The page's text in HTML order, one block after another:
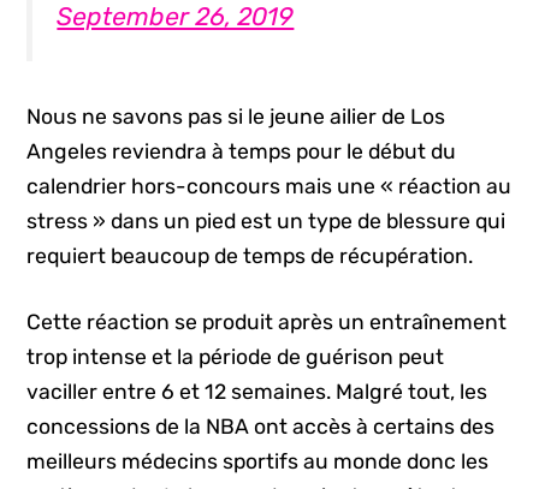
September 26, 2019
Nous ne savons pas si le jeune ailier de Los
Angeles reviendra à temps pour le début du
calendrier hors-concours mais une « réaction au
stress » dans un pied est un type de blessure qui
requiert beaucoup de temps de récupération.
Cette réaction se produit après un entraînement
trop intense et la période de guérison peut
vaciller entre 6 et 12 semaines. Malgré tout, les
concessions de la NBA ont accès à certains des
meilleurs médecins sportifs au monde donc les